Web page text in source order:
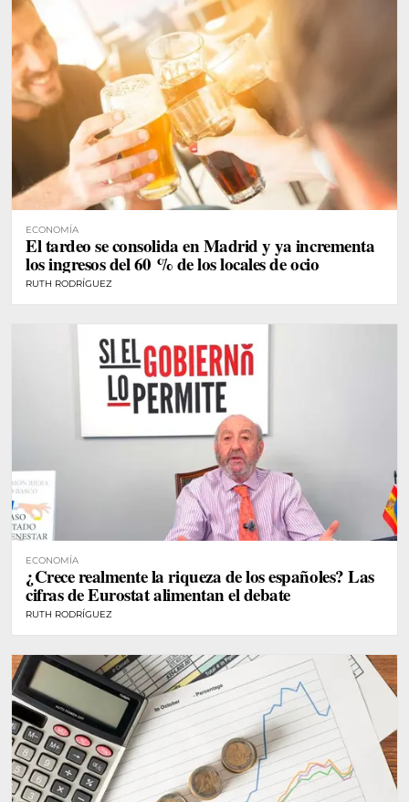
ECONOMÍA
El tardeo se consolida en Madrid y ya incrementa
los ingresos del 60 % de los locales de ocio
RUTH RODRÍGUEZ
ECONOMÍA
¿Crece realmente la riqueza de los españoles? Las
cifras de Eurostat alimentan el debate
RUTH RODRÍGUEZ